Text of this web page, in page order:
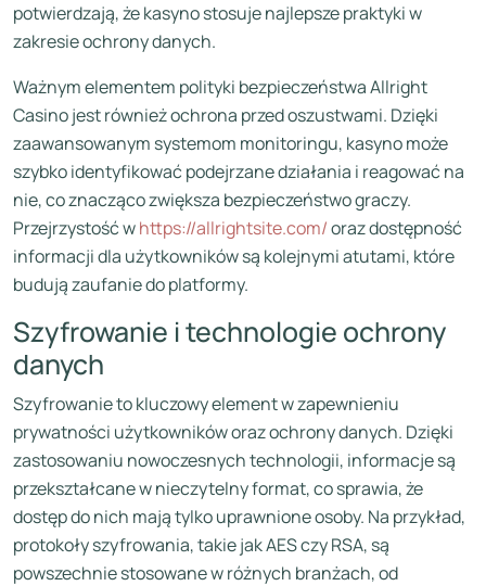
potwierdzają, że kasyno stosuje najlepsze praktyki w
zakresie ochrony danych.
Ważnym elementem polityki bezpieczeństwa Allright
Casino jest również ochrona przed oszustwami. Dzięki
zaawansowanym systemom monitoringu, kasyno może
szybko identyfikować podejrzane działania i reagować na
nie, co znacząco zwiększa bezpieczeństwo graczy.
Przejrzystość whttps://allrightsite.com/oraz dostępność
informacji dla użytkowników są kolejnymi atutami, które
budują zaufanie do platformy.
Szyfrowanie i technologie ochrony
danych
Szyfrowanie to kluczowy element w zapewnieniu
prywatności użytkowników oraz ochrony danych. Dzięki
zastosowaniu nowoczesnych technologii, informacje są
przekształcane w nieczytelny format, co sprawia, że
dostęp do nich mają tylko uprawnione osoby. Na przykład,
protokoły szyfrowania, takie jak AES czy RSA, są
powszechnie stosowane w różnych branżach, od